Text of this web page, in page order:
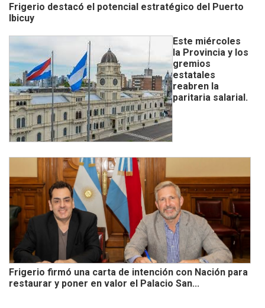
Frigerio destacó el potencial estratégico del Puerto
Ibicuy
Este miércoles
la Provincia y los
gremios
estatales
reabren la
paritaria salarial.
Frigerio firmó una carta de intención con Nación para
restaurar y poner en valor el Palacio San...